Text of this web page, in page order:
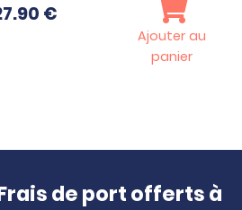
€
Ajouter au
panier
de port offerts à